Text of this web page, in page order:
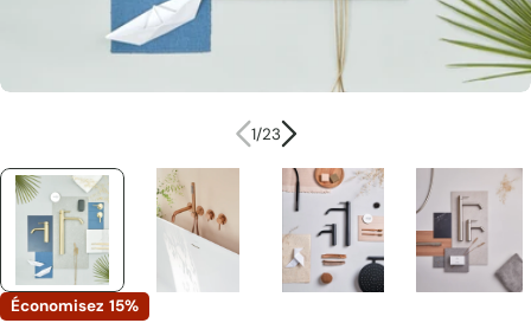
1/23
Économisez 15%